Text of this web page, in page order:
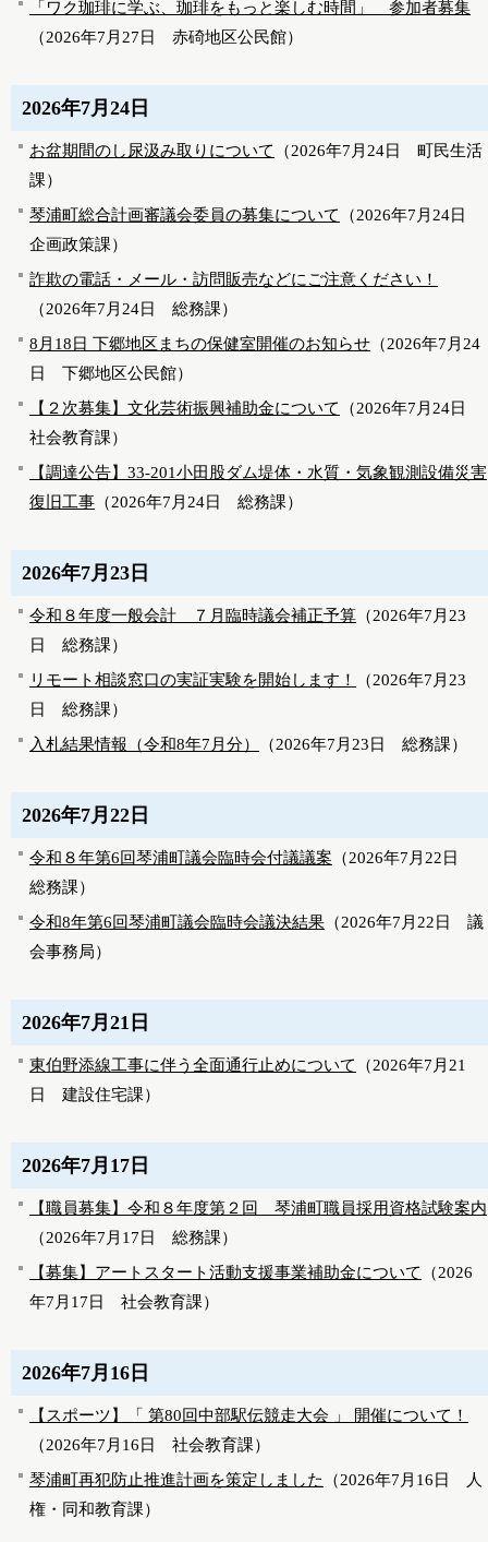
「ワク珈琲に学ぶ、珈琲をもっと楽しむ時間」 参加者募集
（2026年7月27日 赤碕地区公民館）
2026年7月24日
お盆期間のし尿汲み取りについて （2026年7月24日
町民生活
課）
琴浦町総合計画審議会委員の募集について
（2026年7月24日
企画政策課）
詐欺の電話・メール・訪問販売などにご注意ください！
（2026年7月24日 総務課）
8月18日 下郷地区まちの保健室開催のお知らせ （2026年7月24
日
下郷地区公民館）
【２次募集】文化芸術振興補助金について
（2026年7月24日
社会教育課）
【調達公告】33-201小田股ダム堤体・水質・気象観測設備災害
復旧工事 （2026年7月24日 総務課）
2026年7月23日
令和８年度一般会計 ７月臨時議会補正予算 （2026年7月23
日
総務課）
リモート相談窓口の実証実験を開始します！
（2026年7月23
日
総務課）
入札結果情報（令和8年7月分）
（2026年7月23日 総務課）
2026年7月22日
令和８年第6回琴浦町議会臨時会付議議案 （2026年7月22日
総務課）
令和8年第6回琴浦町議会臨時会議決結果 （2026年7月22日
議
会事務局）
2026年7月21日
東伯野添線工事に伴う全面通行止めについて （2026年7月21
日
建設住宅課）
2026年7月17日
【職員募集】令和８年度第２回 琴浦町職員採用資格試験案内
（2026年7月17日 総務課）
【募集】アートスタート活動支援事業補助金について
（2026
年7月17日
社会教育課）
2026年7月16日
【スポーツ】「 第80回中部駅伝競走大会 」 開催について！
（2026年7月16日 社会教育課）
琴浦町再犯防止推進計画を策定しました
（2026年7月16日
人
権・同和教育課）